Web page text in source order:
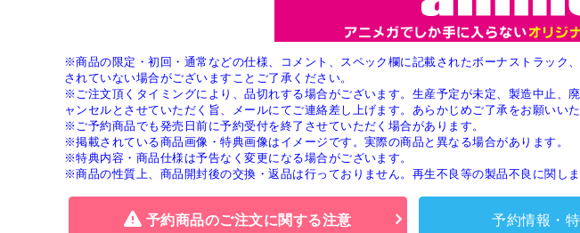
※商品の限定・初回・通常などの仕様、コメント、スペック欄に記載されたボーナストラッ
されていない場合がございますことご了承ください。
※ご注文頂くタイミングにより、品切れする場合がございます。生産予定が未定、製造中止
ャンセルとさせていただく旨、メールにてご連絡差し上げます。あらかじめご了承をお願いいた
※ご予約商品でも発売日前に予約受付を終了させていただく場合があります。
※掲載されている商品画像・特典画像はイメージです。実際の商品と異なる場合があります。
※特典内容・商品仕様は予告なく変更になる場合がございます。
※商品の性質上、商品開封後の交換・返品は行っておりません。再生不良等の製品不良に関し
予約商品のご注文に関する注意 予約情報・